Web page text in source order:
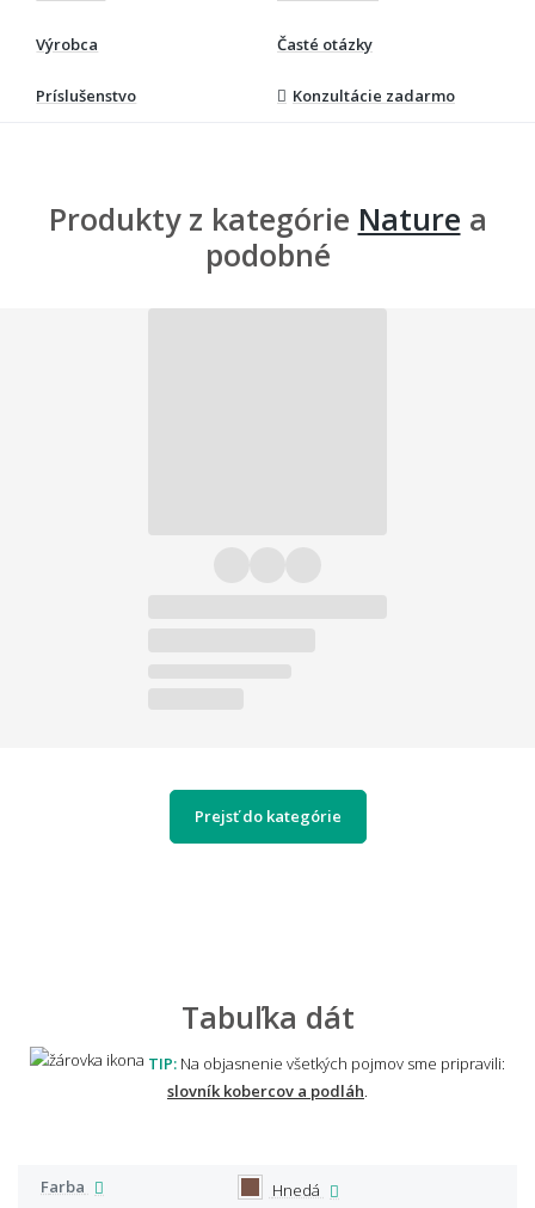
Výrobca Časté otázky
Príslušenstvo Konzultácie zadarmo
Produkty z kategórie Nature a
podobné
Prejsť do kategórie
Tabuľka dát
TIP: Na objasnenie všetkých pojmov sme pripravili:
slovník kobercov a podláh
Farba
Hnedá